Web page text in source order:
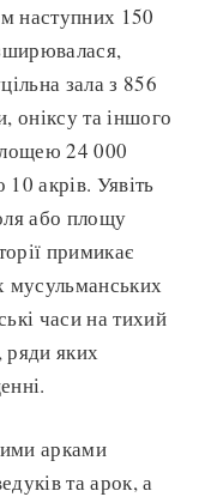
наступних 150
зала з 856
оніксу та іншого
24 000
акрів. Уявіть
або площу
примикає
мусульманських
часи на тихий
ряди яких
арками
та арок, а